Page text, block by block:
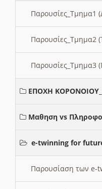
Παρουσίες_Τμημα1
Παρουσίες_Τμημα2
Παρουσίες_Τμημα3
ΕΠΟΧΗ ΚΟΡΟΝΟΙΟΥ_
Μαθηση vs
e-twinning for
Παρουσίαση των e-